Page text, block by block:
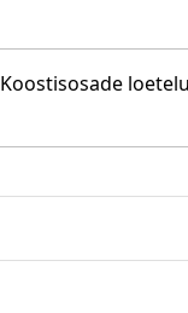
Koostisosade